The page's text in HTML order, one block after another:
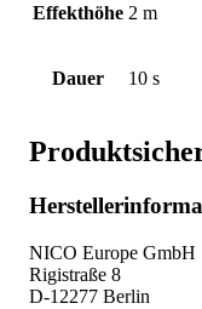
Effekthöhe 2 m
Dauer 10 s
NICO Europe GmbH
Rigistraße 8
D-12277 Berlin